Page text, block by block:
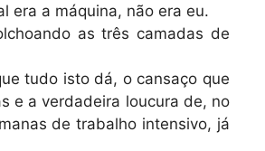
era a máquina, não era eu.
as três camadas de
tudo isto dá, o cansaço que
e a verdadeira loucura de, no
de trabalho intensivo, já